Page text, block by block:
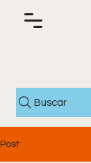
Buscar
Post